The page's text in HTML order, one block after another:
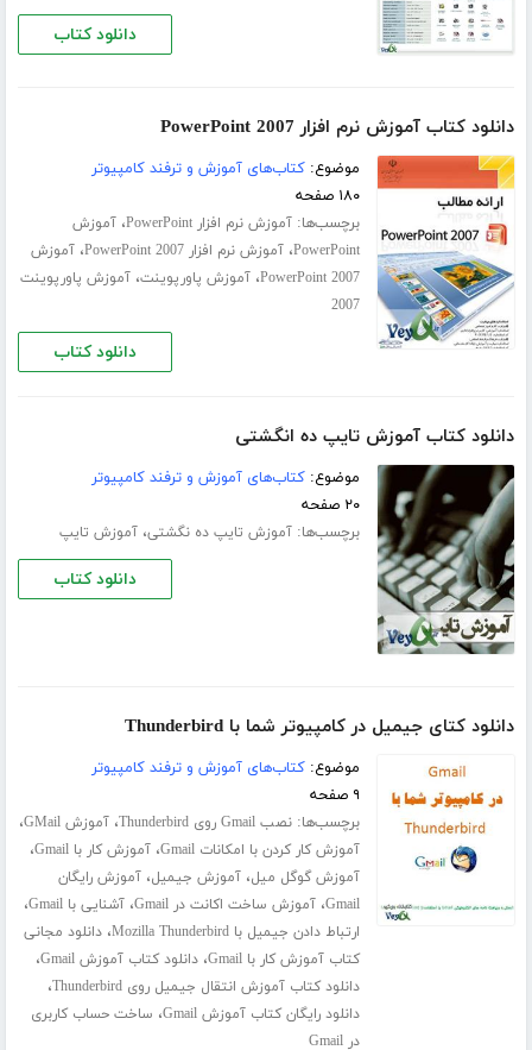
دانلود کتاب
دانلود کتاب آموزش نرم افزار PowerPoint 2007
موضوع:کتاب‌های آموزش و ترفند کامپیوتر
۱۸۰ صفحه
برچسب‌ها:آموزش نرم افزار PowerPoint ،آموزش
PowerPoint،آموزش نرم افزار PowerPoint 2007 ،آموزش
PowerPoint 2007،آموزش پاورپوینت،آموزش پاورپوینت
2007
دانلود کتاب
دانلود کتاب آموزش تایپ ده انگشتی
موضوع:کتاب‌های آموزش و ترفند کامپیوتر
۲۰ صفحه
برچسب‌ها:آموزش تایپ ده‌ نگشتی،آموزش تایپ
دانلود کتاب
دانلود کتای جیمیل در کامپیوتر شما با Thunderbird
موضوع:کتاب‌های آموزش و ترفند کامپیوتر
۹ صفحه
برچسب‌ها:نصب Gmail روی Thunderbird ،آموزش GMail ،
آموزش کار کردن با امکانات Gmail ،آموزش کار با Gmail ،
آموزش گوگل میل،آموزش جیمیل،آموزش رایگان
Gmail،آموزش ساخت اکانت در Gmail ،آشنایی با Gmail ،
ارتباط دادن جیمیل با Mozilla Thunderbird ،دانلود مجانی
کتاب آموزش کار با Gmail
،دانلود کتاب آموزش Gmail ،
دانلود کتاب آموزش انتقال جیمیل روی Thunderbird ،
دانلود رایگان کتاب آموزش Gmail ، ساخت حساب کاربری
در Gmail